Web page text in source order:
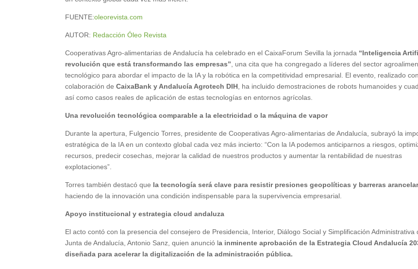
FUENTE:oleorevista.com
AUTOR: Redacción Óleo Revista
Cooperativas Agro-alimentarias de Andalucía ha celebrado en el CaixaForum Sevilla la jornada “Inteligencia
revolución que está transformando las empresas” , una cita que ha congregado a líderes del sector
tecnológico para abordar el impacto de la IA y la robótica en la competitividad empresarial. El evento, realizado
colaboración deCaixaBank y Andalucía Agrotech DIH , ha incluido demostraciones de robots humanoides y
así como casos reales de aplicación de estas tecnologías en entornos agrícolas.
Una revolución tecnológica comparable a la electricidad o la máquina de vapor
Durante la apertura, Fulgencio Torres, presidente de Cooperativas Agro-alimentarias de Andalucía, subrayó la
estratégica de la IA en un contexto global cada vez más incierto: “Con la IA podemos anticiparnos a riesgos,
recursos, predecir cosechas, mejorar la calidad de nuestros productos y aumentar la rentabilidad de nuestras
explotaciones”.
Torres también destacó que la tecnología será clave para resistir presiones geopolíticas y barreras
haciendo de la innovación una condición indispensable para la supervivencia empresarial.
Apoyo institucional y estrategia cloud andaluza
El acto contó con la presencia del consejero de Presidencia, Interior, Diálogo Social y Simplificación Administrativa
Junta de Andalucía, Antonio Sanz, quien anunció la inminente aprobación de la Estrategia Cloud Andalucía
diseñada para acelerar la digitalización de la administración pública.